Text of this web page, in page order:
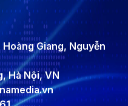
Giang, Nguyễn
Hà Nội, VN